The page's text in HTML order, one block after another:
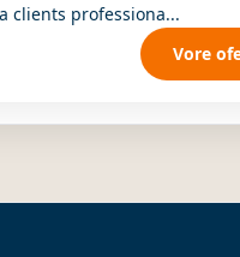
clients professiona...
Vore